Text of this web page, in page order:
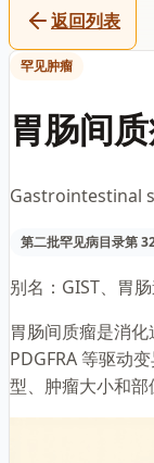
返回列表
罕见肿瘤
胃肠间
Gastrointestinal
第二批罕见病目录第
别名： GIST、胃
胃肠间质瘤是消
PDGFRA 等驱动
型、肿瘤大小和部